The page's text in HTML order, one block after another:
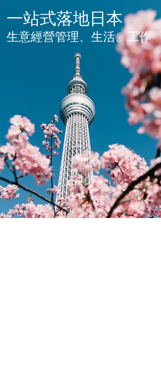
一站式落地日本
生意經營管理、生活、工作